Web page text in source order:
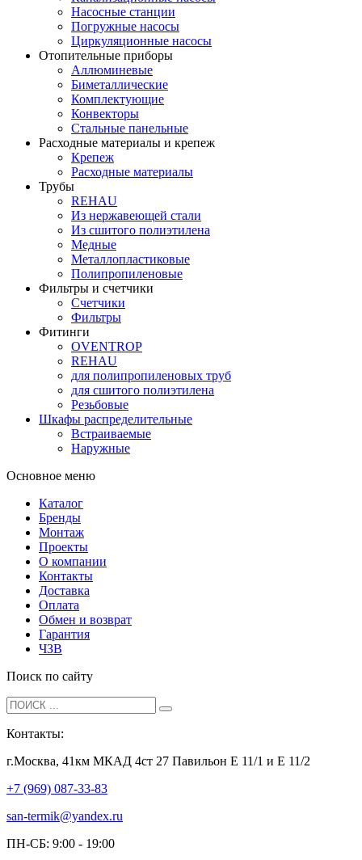
Насосные станции
Погружные насосы
Циркуляционные насосы
Отопительные приборы
Аллюминевые
Биметаллические
Комплектующие
Конвекторы
Стальные панельные
Расходные материалы и крепеж
Крепеж
Расходные материалы
Трубы
REHAU
Из нержавеющей стали
Из сшитого полиэтилена
Медные
Металлопластиковые
Полипропиленовые
Фильтры и счетчики
Счетчики
Фильтры
Фитинги
OVENTROP
REHAU
для полипропиленовых труб
для сшитого полиэтилена
Резьбовые
Шкафы распределительные
Встраиваемые
Наружные
Основное меню
Каталог
Бренды
Монтаж
Проекты
О компании
Контакты
Доставка
Оплата
Обмен и возврат
Гарантия
ЧЗВ
Поиск по сайту
Контакты:
г.Москва, 41км МКАД 4ст 27 Павильон Е 11/1 и Е 11/2
+7 (969) 087-33-83
san-termik@yandex.ru
ПН-СБ: 9:00 - 19:00